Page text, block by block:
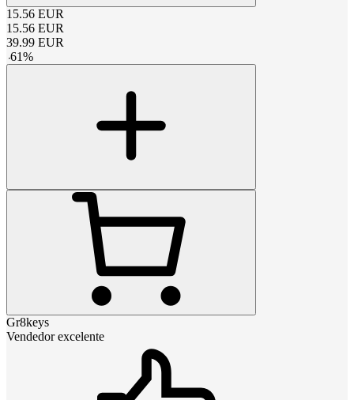
15.56 EUR
15.56 EUR
39.99 EUR
-61%
Gr8keys
Vendedor excelente